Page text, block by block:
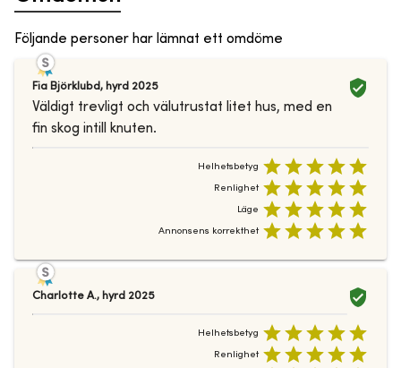
Följande personer har lämnat ett omdöme
Fia Björklubd, hyrd 2025
Väldigt trevligt och välutrustat litet hus, med en
fin skog intill knuten.
Helhetsbetyg
Renlighet
Läge
Annonsens korrekthet
Charlotte A., hyrd 2025
Helhetsbetyg
Renlighet